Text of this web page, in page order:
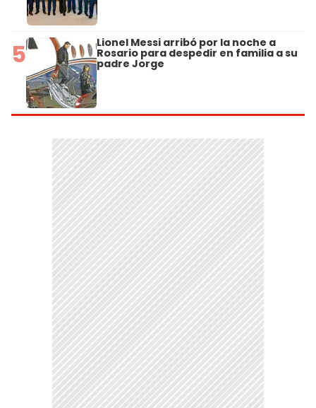
5 Lionel Messi arribó por la noche a
Rosario para despedir en familia a su
padre Jorge